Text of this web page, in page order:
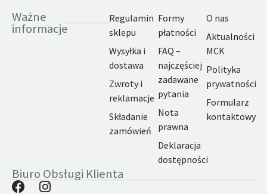
Ważne
informacje
Regulamin
sklepu
Wysyłka i
dostawa
Zwroty i
reklamacje
Składanie
zamówień
Formy
płatności
FAQ –
najczęściej
zadawane
pytania
Nota
prawna
Deklaracja
dostępności
O nas
Aktualności
MCK
Polityka
prywatności
Formularz
kontaktowy
Biuro Obsługi Klienta